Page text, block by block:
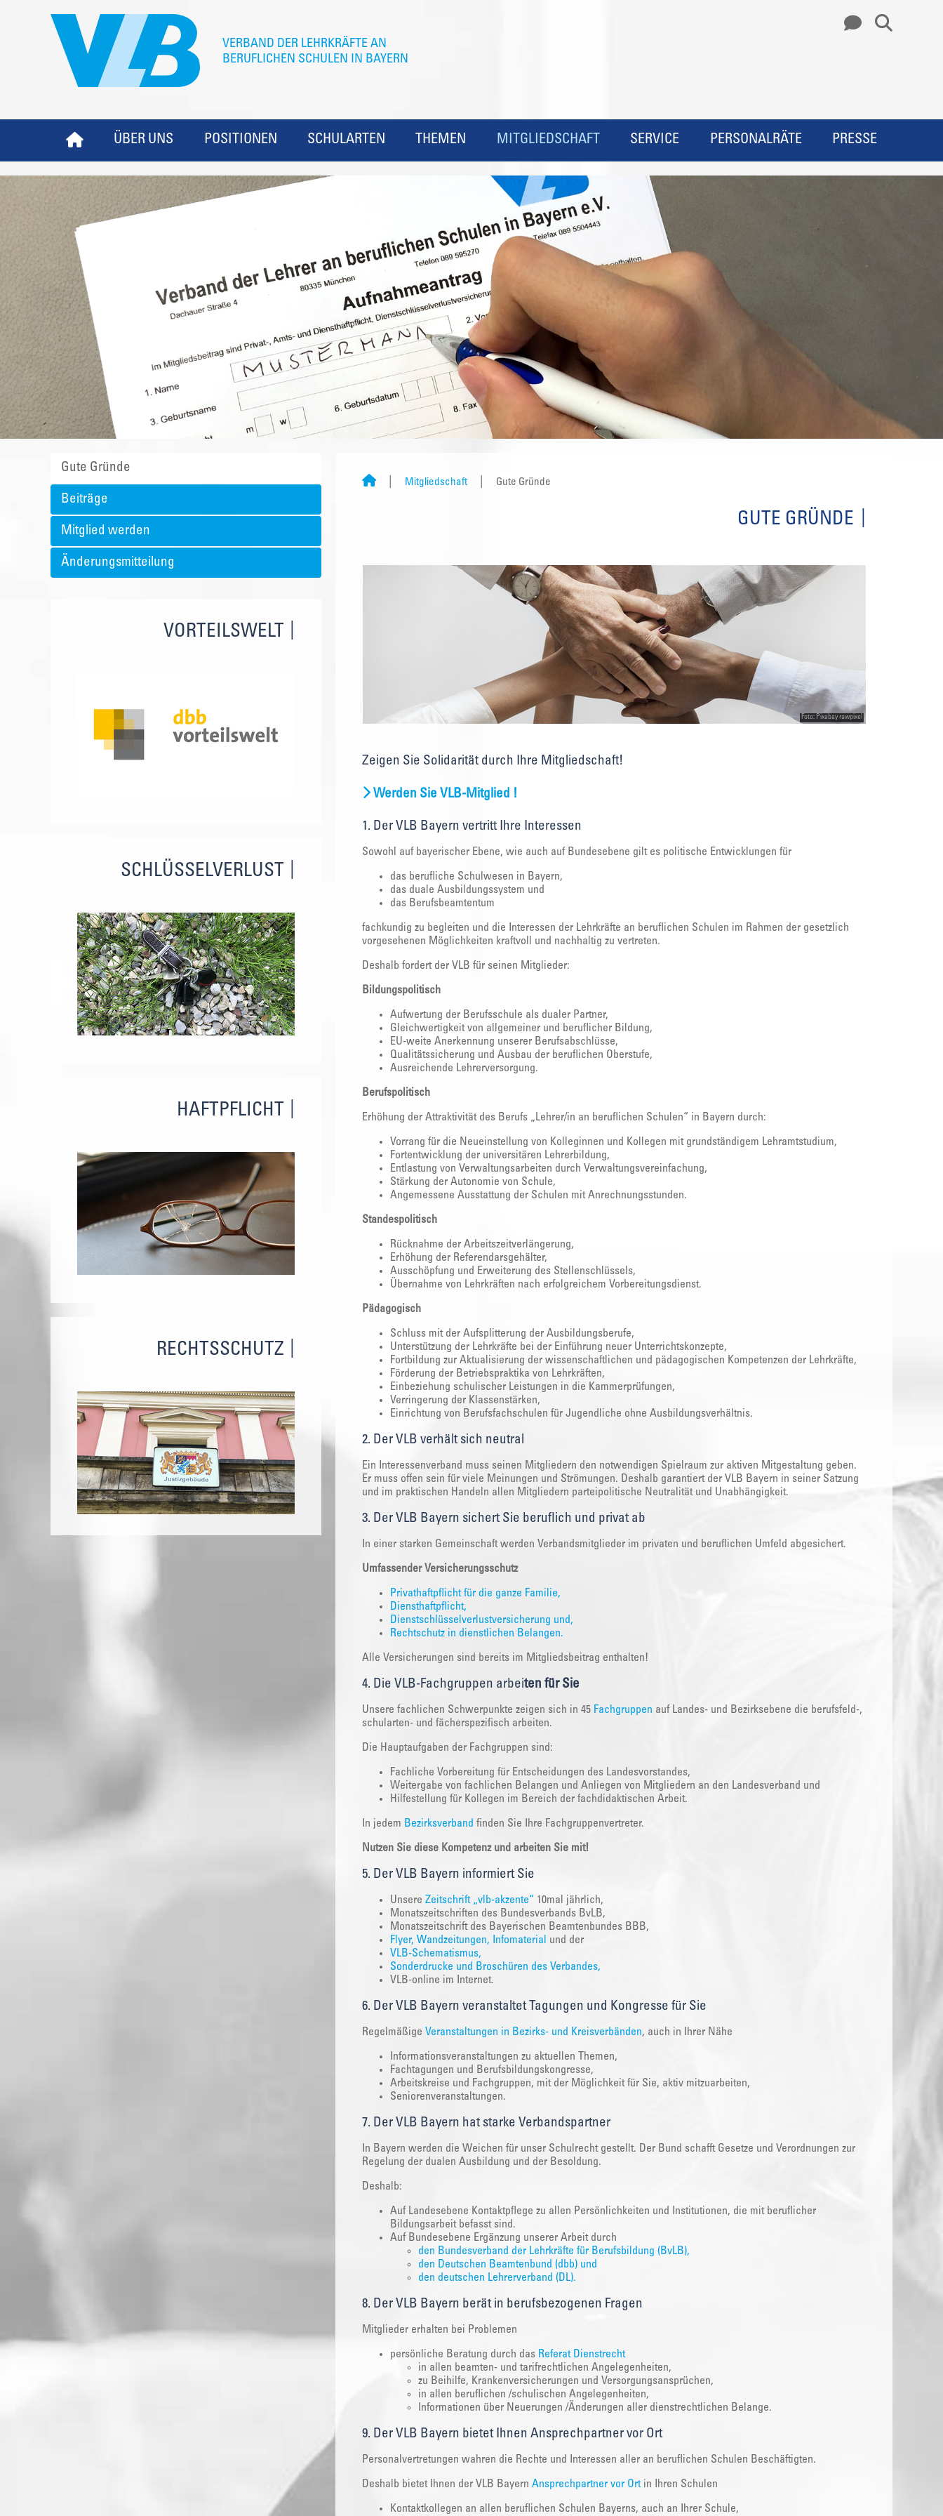
ÜBER UNS POSITIONEN SCHULARTEN THEMEN MITGLIEDSCHAFT SERVICE PERSONALRÄTE PRESSE
Gute Gründe
Beiträge
Mitglied werden
Änderungsmitteilung
VORTEILSWELT
SCHLÜSSELVERLUST
HAFTPFLICHT
RECHTSSCHUTZ
Mitgliedschaft Gute Gründe
GUTE GRÜNDE
Foto: Pixabay rawpixel
Zeigen Sie Solidarität durch Ihre Mitgliedschaft!
Werden Sie VLB-Mitglied !
1. Der VLB Bayern vertritt Ihre Interessen
Sowohl auf bayerischer Ebene, wie auch auf Bundesebene gilt es politische Entwicklungen für
das berufliche Schulwesen in Bayern,
das duale Ausbildungssystem und
das Berufsbeamtentum
fachkundig zu begleiten und die Interessen der Lehrkräfte an beruflichen Schulen im Rahmen der gesetzlich
vorgesehenen Möglichkeiten kraftvoll und nachhaltig zu vertreten.
Deshalb fordert der VLB für seinen Mitglieder:
Bildungspolitisch
Aufwertung der Berufsschule als dualer Partner,
Gleichwertigkeit von allgemeiner und beruflicher Bildung,
EU-weite Anerkennung unserer Berufsabschlüsse,
Qualitätssicherung und Ausbau der beruflichen Oberstufe,
Ausreichende Lehrerversorgung.
Berufspolitisch
Erhöhung der Attraktivität des Berufs „Lehrer/in an beruflichen Schulen“ in Bayern durch:
Vorrang für die Neueinstellung von Kolleginnen und Kollegen mit grundständigem Lehramtstudium,
Fortentwicklung der universitären Lehrerbildung,
Entlastung von Verwaltungsarbeiten durch Verwaltungsvereinfachung,
Stärkung der Autonomie von Schule,
Angemessene Ausstattung der Schulen mit Anrechnungsstunden.
Standespolitisch
Rücknahme der Arbeitszeitverlängerung,
Erhöhung der Referendarsgehälter,
Ausschöpfung und Erweiterung des Stellenschlüssels,
Übernahme von Lehrkräften nach erfolgreichem Vorbereitungsdienst.
Pädagogisch
Schluss mit der Aufsplitterung der Ausbildungsberufe,
Unterstützung der Lehrkräfte bei der Einführung neuer Unterrichtskonzepte,
Fortbildung zur Aktualisierung der wissenschaftlichen und pädagogischen Kompetenzen der Lehrkräfte,
Förderung der Betriebspraktika von Lehrkräften,
Einbeziehung schulischer Leistungen in die Kammerprüfungen,
Verringerung der Klassenstärken,
Einrichtung von Berufsfachschulen für Jugendliche ohne Ausbildungsverhältnis.
2. Der VLB verhält sich neutral
Ein Interessenverband muss seinen Mitgliedern den notwendigen Spielraum zur aktiven Mitgestaltung geben.
Er muss offen sein für viele Meinungen und Strömungen. Deshalb garantiert der VLB Bayern in seiner Satzung
und im praktischen Handeln allen Mitgliedern parteipolitische Neutralität und Unabhängigkeit.
3. Der VLB Bayern sichert Sie beruflich und privat ab
In einer starken Gemeinschaft werden Verbandsmitglieder im privaten und beruflichen Umfeld abgesichert.
Umfassender Versicherungsschutz
Privathaftpflicht für die ganze Familie,
Diensthaftpflicht,
Dienstschlüsselverlustversicherung und,
Rechtschutz in dienstlichen Belangen.
Alle Versicherungen sind bereits im Mitgliedsbeitrag enthalten!
4. Die VLB-Fachgruppen arbeiten für Sie
Unsere fachlichen Schwerpunkte zeigen sich in 45 Fachgruppen auf Landes- und Bezirksebene die berufsfeld-,
schularten- und fächerspezifisch arbeiten.
Die Hauptaufgaben der Fachgruppen sind:
Fachliche Vorbereitung für Entscheidungen des Landesvorstandes,
Weitergabe von fachlichen Belangen und Anliegen von Mitgliedern an den Landesverband und
Hilfestellung für Kollegen im Bereich der fachdidaktischen Arbeit.
In jedem Bezirksverband finden Sie Ihre Fachgruppenvertreter.
Nutzen Sie diese Kompetenz und arbeiten Sie mit!
5. Der VLB Bayern informiert Sie
Unsere Zeitschrift „vlb-akzente“ 10mal jährlich,
Monatszeitschriften des Bundesverbands BvLB,
Monatszeitschrift des Bayerischen Beamtenbundes BBB,
Flyer, Wandzeitungen, Infomaterial
und der
VLB-Schematismus,
Sonderdrucke und Broschüren des Verbandes,
VLB-online im Internet.
6. Der VLB Bayern veranstaltet Tagungen und Kongresse für Sie
Regelmäßige Veranstaltungen in Bezirks- und Kreisverbänden, auch in Ihrer Nähe
Informationsveranstaltungen zu aktuellen Themen,
Fachtagungen und Berufsbildungskongresse,
Arbeitskreise und Fachgruppen, mit der Möglichkeit für Sie, aktiv mitzuarbeiten,
Seniorenveranstaltungen.
7. Der VLB Bayern hat starke Verbandspartner
In Bayern werden die Weichen für unser Schulrecht gestellt. Der Bund schafft Gesetze und Verordnungen zur
Regelung der dualen Ausbildung und der Besoldung.
Deshalb:
Auf Landesebene Kontaktpflege zu allen Persönlichkeiten und Institutionen, die mit beruflicher
Bildungsarbeit befasst sind.
Auf Bundesebene Ergänzung unserer Arbeit durch
den Bundesverband der Lehrkräfte für Berufsbildung (BvLB),
den Deutschen Beamtenbund (dbb) und
den deutschen Lehrerverband (DL).
8. Der VLB Bayern berät in berufsbezogenen Fragen
Mitglieder erhalten bei Problemen
persönliche Beratung durch das Referat Dienstrecht
in allen beamten- und tarifrechtlichen Angelegenheiten,
zu Beihilfe, Krankenversicherungen und Versorgungsansprüchen,
in allen beruflichen /schulischen Angelegenheiten,
Informationen über Neuerungen /Änderungen aller dienstrechtlichen Belange.
9. Der VLB Bayern bietet Ihnen Ansprechpartner vor Ort
Personalvertretungen wahren die Rechte und Interessen aller an beruflichen Schulen Beschäftigten.
Deshalb bietet Ihnen der VLB Bayern Ansprechpartner vor Ortin Ihren Schulen
Kontaktkollegen an allen beruflichen Schulen Bayerns, auch an Ihrer Schule,